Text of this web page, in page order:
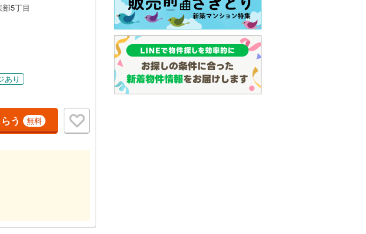
5丁目
あり
う 無料